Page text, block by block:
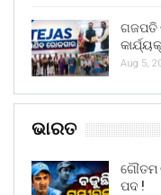
ଗଜପତି
Aug 5,
ଭାରତ
ଗୌତମ
ପଦ !